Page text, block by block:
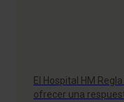
El Hospital HM
ofrecer una